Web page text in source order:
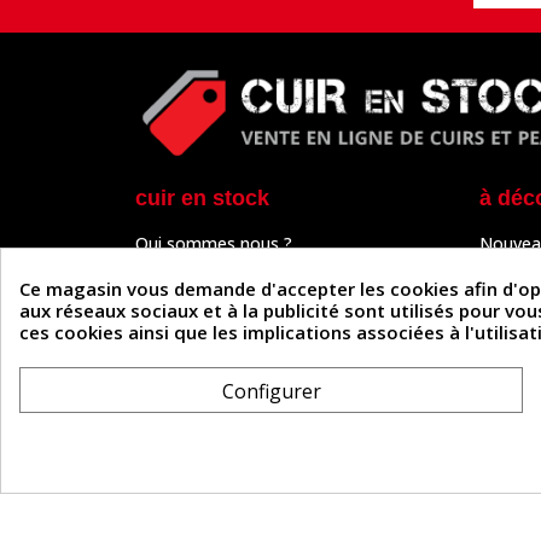
cuir en stock
Qui sommes nous ?
Paiement sécurisé
Un problème de connexion ?
Frais de livraison
Formulaire de rétractation
à
Outils
Tutos
Ce magasin vous demande d'accepter les cookies afin
aux réseaux sociaux et à la publicité sont utilisés pour
ces cookies ainsi que les implications associées à
Configurer